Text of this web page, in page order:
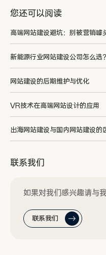
您还可以阅读
高端网站建设避坑：别被营销
新能源行业网站建设公司怎么选
网站建设的后期维护与优化
VR技术在高端网站设计的应用
出海网站建设与国内网站建设的
联系我们
如果对我们感兴趣请与我
联系我们